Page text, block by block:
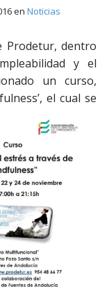
en Noticias
Prodetur, dentro
y el
un curso,
el cual se